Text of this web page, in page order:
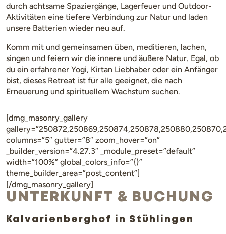
durch achtsame Spaziergänge, Lagerfeuer und Outdoor-
Aktivitäten eine tiefere Verbindung zur Natur und laden
unsere Batterien wieder neu auf.
Komm mit und gemeinsamen üben, meditieren, lachen,
singen und feiern wir die innere und äußere Natur. Egal, ob
du ein erfahrener Yogi, Kirtan Liebhaber oder ein Anfänger
bist, dieses Retreat ist für alle geeignet, die nach
Erneuerung und spirituellem Wachstum suchen.
[dmg_masonry_gallery
columns=”5″ gutter=”8″ zoom_hover=”on”
_builder_version=”4.27.3″ _module_preset=”default”
width=”100%” global_colors_info=”{}”
theme_builder_area=”post_content”]
[/dmg_masonry_gallery]
UNTERKUNFT & BUCHUNG
Kalvarienberghof in Stühlingen